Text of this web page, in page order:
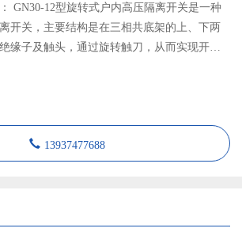
GN30-12型旋转式户内高压隔离开关是一种
开关，主要结构是在三相共底架的上、下两
缘子及触头，通过旋转触刀，从而实现开关
型开关是在GN30-12型开关基础上增加带接地
电力系统的需要。本产品设计紧凑、占用空
的要求，适用于额定电压12千伏交流50Hz及
在有电压无负载情况下，分合电路之用。可
，也可单独使用。 隔离开关采用JSXGN-12型
，线状接触，降低了操作力并增加了转动灵
装型、穿墙型、平装接地型、穿墙接地型，
13937477688